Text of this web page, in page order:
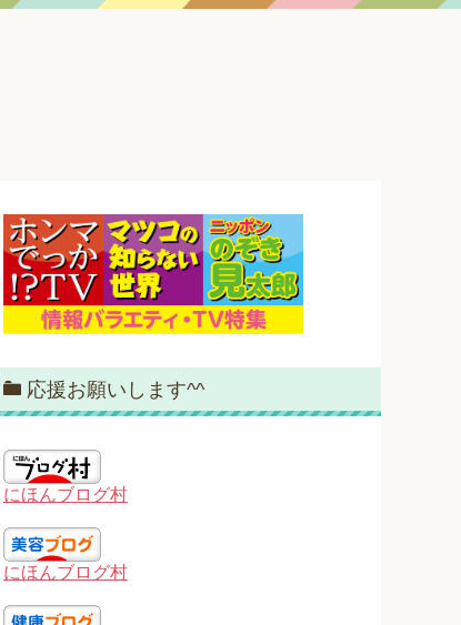
応援お願いします^^
にほんブログ村
にほんブログ村